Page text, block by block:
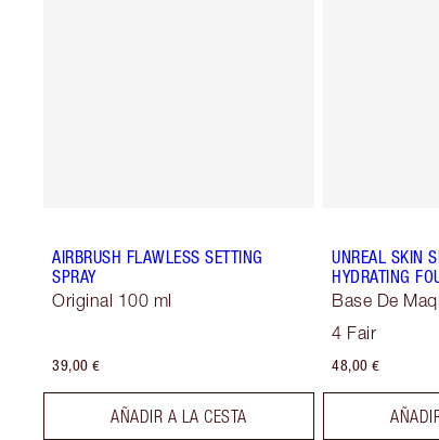
AIRBRUSH FLAWLESS SETTING
SPRAY
Original 100 ml
39,00 €
AÑADIR A LA CESTA
UNREAL SKIN
HYDRATING
Base De
4 Fair
48,00 €